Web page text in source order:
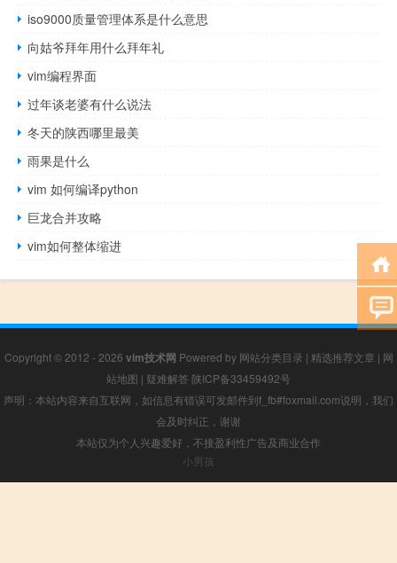
iso9000质量管理体系是什么意思
向姑爷拜年用什么拜年礼
vim编程界面
过年谈老婆有什么说法
冬天的陕西哪里最美
雨果是什么
vim 如何编译python
巨龙合并攻略
vim如何整体缩进
Copyright © 2012 - 2026 vim技术网 Powered by 网站分类目录 | 精选推荐文章 | 网
站地图 | 疑难解答 陕ICP备33459492号
声明：本站内容来自互联网，如信息有错误可发邮件到f_fb#foxmail.com说明，我们
会及时纠正，谢谢
本站仅为个人兴趣爱好，不接盈利性广告及商业合作
小男孩